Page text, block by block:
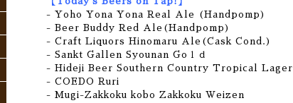
- Yoho Yona Yona Real Ale (Handpomp)
- Beer Buddy Red Ale(Handpomp)
- Craft Liquors Hinomaru Ale(Cask Cond.)
- Sankt Gallen Syounan Goｌｄ
- Hideji Beer Southern Country Tropical Lager
- COEDO Ruri
- Mugi-Zakkoku kobo Zakkoku Weizen